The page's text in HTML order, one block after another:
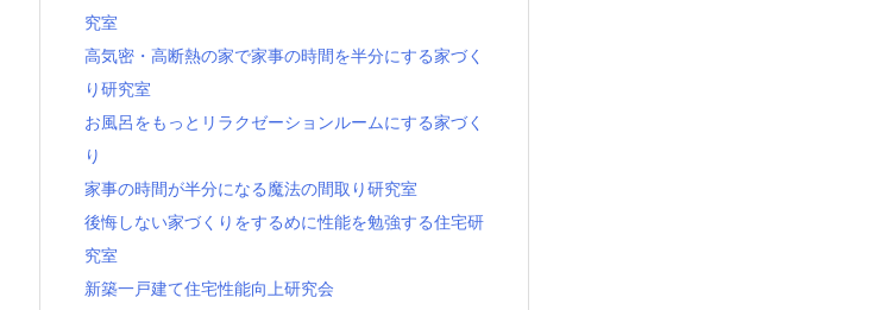
究室
高気密・高断熱の家で家事の時間を半分にする家づく
り研究室
お風呂をもっとリラクゼーションルームにする家づく
り
家事の時間が半分になる魔法の間取り研究室
後悔しない家づくりをするめに性能を勉強する住宅研
究室
新築一戸建て住宅性能向上研究会